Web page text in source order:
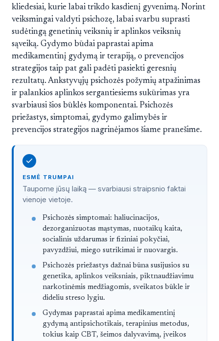
kliedesiai, kurie labai trikdo kasdienį gyvenimą. Norint
veiksmingai valdyti psichozę, labai svarbu suprasti
sudėtingą genetinių veiksnių ir aplinkos veiksnių
sąveiką. Gydymo būdai paprastai apima
medikamentinį gydymą ir terapiją, o prevencijos
strategijos taip pat gali padėti pasiekti geresnių
rezultatų. Ankstyvųjų psichozės požymių atpažinimas
ir palankios aplinkos sergantiesiems sukūrimas yra
svarbiausi šios būklės komponentai. Psichozės
priežastys, simptomai, gydymo galimybės ir
prevencijos strategijos nagrinėjamos šiame pranešime.
ESMĖ TRUMPAI
Taupome jūsų laiką — svarbiausi straipsnio faktai
vienoje vietoje.
Straipsnis trumpai
Psichozės simptomai: haliucinacijos,
dezorganizuotas mąstymas, nuotaikų kaita,
socialinis uždarumas ir fiziniai pokyčiai,
pavyzdžiui, miego sutrikimai ir nuovargis.
Psichozės priežastys dažnai būna susijusios su
genetika, aplinkos veiksniais, piktnaudžiavimu
narkotinėmis medžiagomis, sveikatos būkle ir
dideliu streso lygiu.
Gydymas paprastai apima medikamentinį
gydymą antipsichotikais, terapinius metodus,
tokius kaip CBT, šeimos dalyvavimą, įveikos